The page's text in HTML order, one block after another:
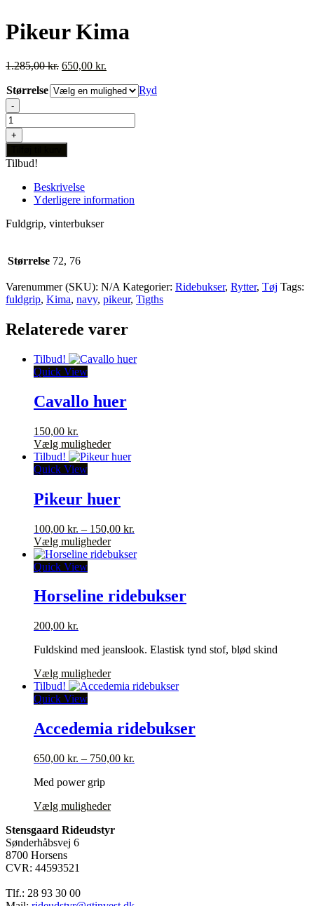
Pikeur Kima
1.285,00kr. Den
pris
1.285,00 kr..
650,00 kr.
pris
650,00 kr..
Størrelse Ryd
-
Pikeur
Kima
antal
+
Tilbud!
Beskrivelse
Yderligere information
Fuldgrip, vinterbukser
Størrelse 72, 76
Varenummer (SKU): N/A Kategorier: Ridebukser, Rytter, Tøj Tags:
fuldgrip, Kima, navy, pikeur, Tigths
Relaterede varer
Tilbud!
Quick View
Cavallo huer
150,00 kr.
Vælg mulighederDette
vare
Mulighederne
vælges
på
varesiden
Tilbud!
Quick View
Pikeur huer
100,00 kr. – 150,00 kr.
til
Vælg mulighederDette
vare
varianter.
Mulighederne
varesiden
Quick View
Horseline ridebukser
200,00 kr.
Fuldskind med jeanslook. Elastisk tynd stof, blød skind
Vælg mulighederDette
vare
varianter.
Mulighederne
vælges
Tilbud!
Quick View
Accedemia ridebukser
650,00 kr. – 750,00 kr.
Med power grip
Vælg mulighederDette
har
Stensgaard Rideudstyr
Sønderhåbsvej 6
8700 Horsens
CVR: 44593521
Tlf.: 28 93 30 00